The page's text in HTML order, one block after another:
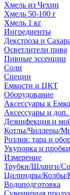
Хмель из Чехии
Хмель 50-100 г
Хмель 1 кг
Ингредиенты
Декстроза и Сахара
Осветлители пива
Пивные эссенции
Соли
Специи
Емкости и ЦКТ
Оборудование
Аксессуары к
Аксессуары и доп.
Дезинфекция и
Котлы/Чиллеры/
Розлив: тара и
Укупорка и пробки
Измерение
Трубки/Шланги/
Цилиндры/
Водоподготовка
Сувенирная